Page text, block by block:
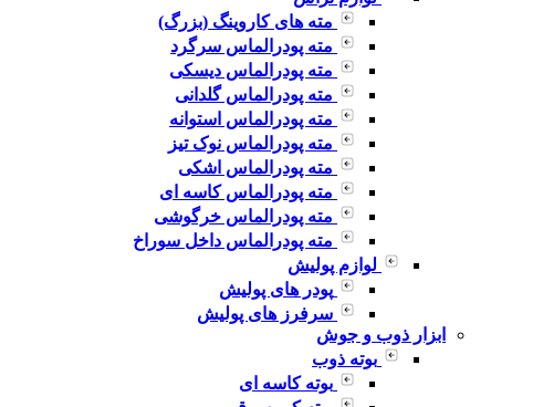
مته های کاروینگ (بزرگ)
مته پودرالماس سرگرد
مته پودرالماس دیسکی
مته پودرالماس گلدانی
مته پودرالماس استوانه
مته پودرالماس نوک تیز
مته پودرالماس اشکی
مته پودرالماس کاسه ای
مته پودرالماس خرگوشی
مته پودرالماس داخل سوراخ
لوازم پولیش
پودر های پولیش
سرفرز های پولیش
ابزار ذوب و جوش
بوته ذوب
بوته کاسه ای